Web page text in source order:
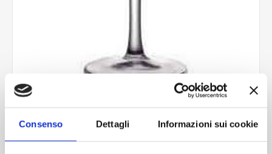
Consenso Dettagli Informazioni sui cookie
New kalix cal Burgundy B12K